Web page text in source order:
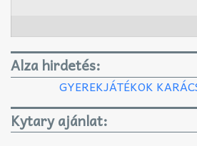
Alza hirdetés:
GYEREKJÁTÉKOK
Kytary ajánlat: